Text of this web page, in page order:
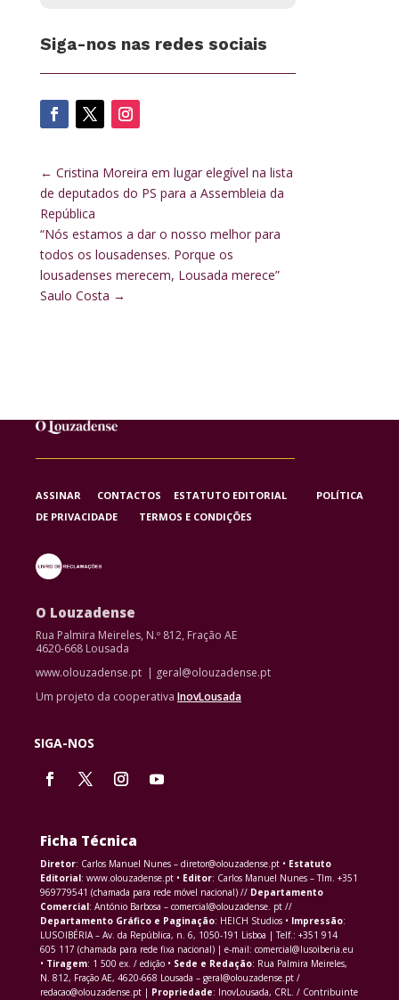
Siga-nos nas redes sociais
← Cristina Moreira em lugar elegível na lista
de deputados do PS para a Assembleia da
República
“Nós estamos a dar o nosso melhor para
todos os lousadenses. Porque os
lousadenses merecem, Lousada merece”
Saulo Costa →
ASSINAR CONTACTOS ESTATUTO EDITORIAL POLÍTICA
DE PRIVACIDADE TERMOS E CONDIÇÕES
O Louzadense
Rua Palmira Meireles, N.º 812, Fração AE
4620-668 Lousada
www.olouzadense.pt | geral@olouzadense.pt
Um projeto da cooperativa InovLousada
SIGA-NOS
Ficha Técnica
Diretor: Carlos Manuel Nunes – diretor@olouzadense.pt • Estatuto
Editorial: www.olouzadense.pt • Editor: Carlos Manuel Nunes – Tlm. +351
969779541 (chamada para rede móvel nacional) // Departamento
Comercial: António Barbosa – comercial@olouzadense. pt //
Departamento Gráfico e Paginação: HEICH Studios • Impressão:
LUSOIBÉRIA – Av. da República, n. 6, 1050-191 Lisboa | Telf.: +351 914
605 117 (chamada para rede fixa nacional) | e-mail: comercial@lusoiberia.eu
• Tiragem: 1 500 ex. / edição • Sede e Redação: Rua Palmira Meireles,
N. 812, Fração AE, 4620-668 Lousada – geral@olouzadense.pt /
redacao@olouzadense.pt | Propriedade: InovLousada, CRL. / Contribuinte